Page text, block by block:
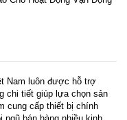
Nam luôn được hỗ trợ
chi tiết giúp lựa chọn sản
cung cấp thiết bị chính